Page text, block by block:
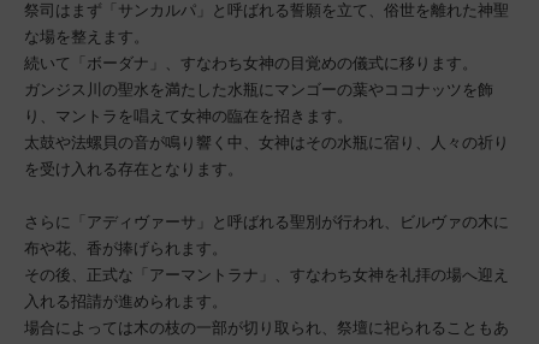
祭司はまず「サンカルパ」と呼ばれる誓願を立て、俗世を離れた神聖
な場を整えます。
続いて「ボーダナ」、すなわち女神の目覚めの儀式に移ります。
ガンジス川の聖水を満たした水瓶にマンゴーの葉やココナッツを飾
り、マントラを唱えて女神の臨在を招きます。
太鼓や法螺貝の音が鳴り響く中、女神はその水瓶に宿り、人々の祈り
を受け入れる存在となります。
さらに「アディヴァーサ」と呼ばれる聖別が行われ、ビルヴァの木に
布や花、香が捧げられます。
その後、正式な「アーマントラナ」、すなわち女神を礼拝の場へ迎え
入れる招請が進められます。
場合によっては木の枝の一部が切り取られ、祭壇に祀られることもあ